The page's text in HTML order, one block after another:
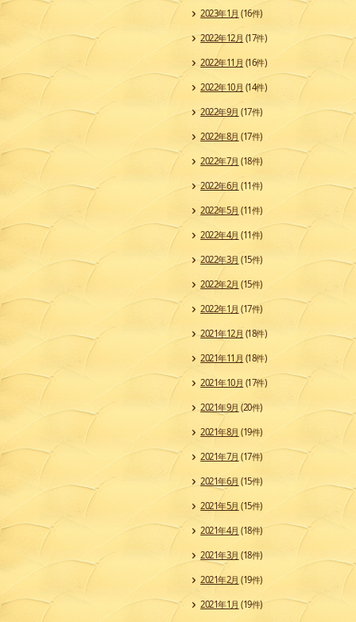
2023年1月 (16件)
2022年12月 (17件)
2022年11月 (16件)
2022年10月(14件)
2022年9月 (17件)
2022年8月 (17件)
2022年7月 (18件)
2022年6月 (11件)
2022年5月 (11件)
2022年4月 (11件)
2022年3月 (15件)
2022年2月 (15件)
2022年1月 (17件)
2021年12月 (18件)
2021年11月 (18件)
2021年10月 (17件)
2021年9月 (20件)
2021年8月 (19件)
2021年7月 (17件)
2021年6月 (15件)
2021年5月 (15件)
2021年4月 (18件)
2021年3月 (18件)
2021年2月 (19件)
2021年1月 (19件)